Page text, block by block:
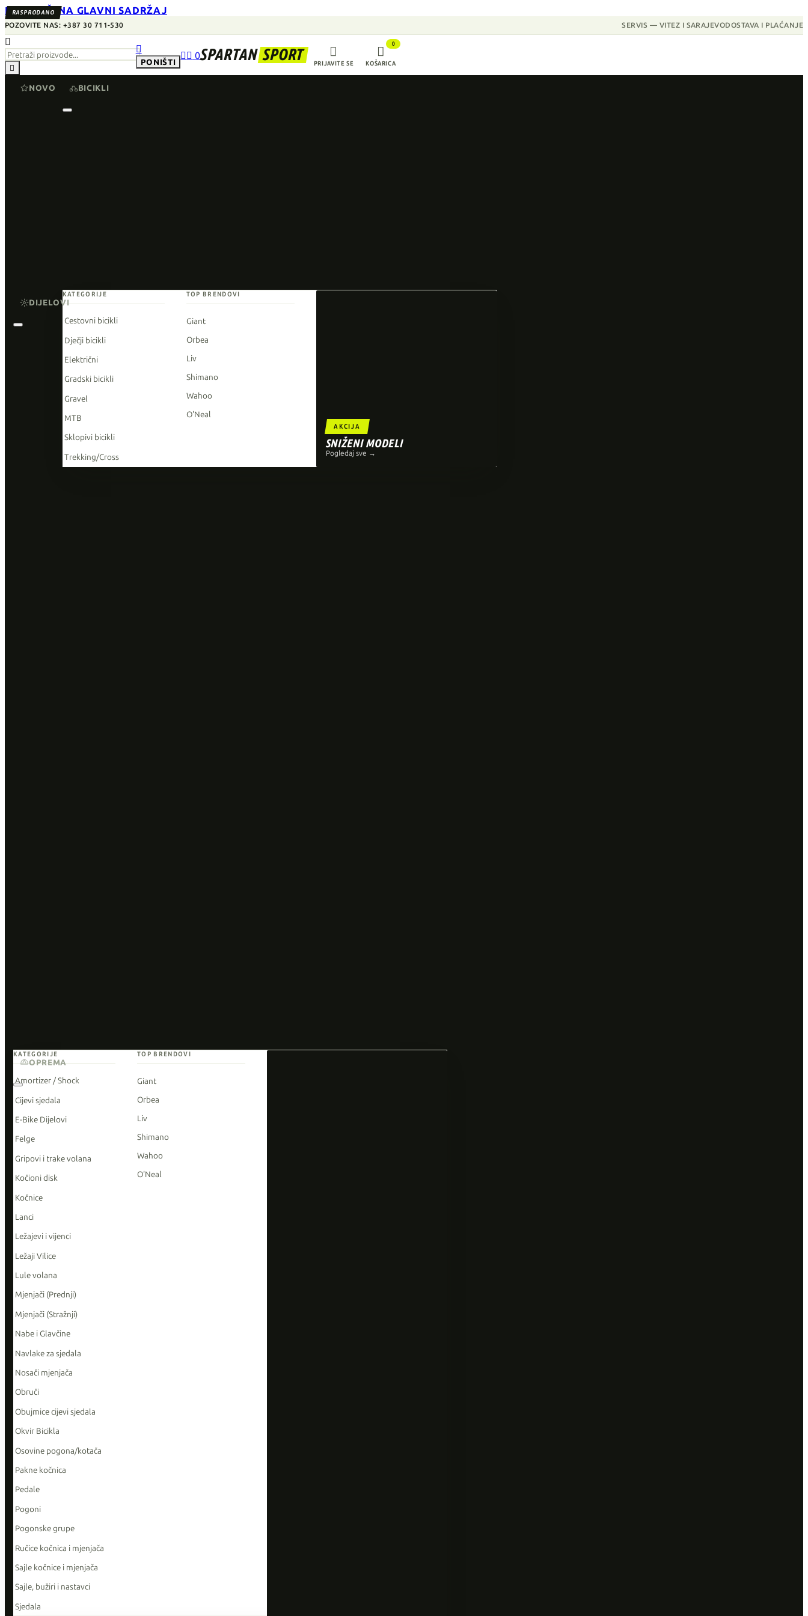
PRESKOČI NA GLAVNI SADRŽAJ
POZOVITE NAS: +387 30 711-530 SERVIS — VITEZ I SARAJEVODOSTAVA I PLAĆANJE
SPARTAN SPORT



PONIŠTI

PRIJAVITE SE

KOŠARICA
0
 0
NOVO BICIKLI
KATEGORIJE
Cestovni bicikli
Dječji bicikli
Električni
Gradski bicikli
Gravel
MTB
Sklopivi bicikli
Trekking/Cross
TOP BRENDOVI
Giant
Orbea
Liv
Shimano
Wahoo
O'Neal
AKCIJA
SNIŽENI MODELI
Pogledaj sve →
DIJELOVI
KATEGORIJE
Amortizer / Shock
Cijevi sjedala
E-Bike Dijelovi
Felge
Gripovi i trake volana
Kočioni disk
Kočnice
Lanci
Ležajevi i vijenci
Ležaji Vilice
Lule volana
Mjenjači (Prednji)
Mjenjači (Stražnji)
Nabe i Glavčine
Navlake za sjedala
Nosači mjenjača
Obruči
Obujmice cijevi sjedala
Okvir Bicikla
Osovine pogona/kotača
Pakne kočnica
Pedale
Pogoni
Pogonske grupe
Ručice kočnica i mjenjača
Sajle kočnice i mjenjača
Sajle, bužiri i nastavci
Sjedala
TOP BRENDOVI
Giant
Orbea
Liv
Shimano
Wahoo
O'Neal
OPREMA
RASPRODANO